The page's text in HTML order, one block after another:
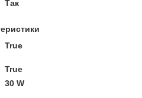
Так
True
True
30 W